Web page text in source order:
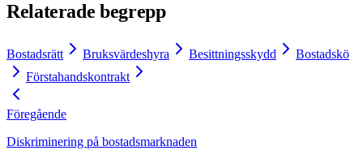
Relaterade begrepp
Bostadsrätt Bruksvärdeshyra Besittningsskydd
Bostadskö
Förstahandskontrakt
Föregående
Diskriminering på bostadsmarknaden